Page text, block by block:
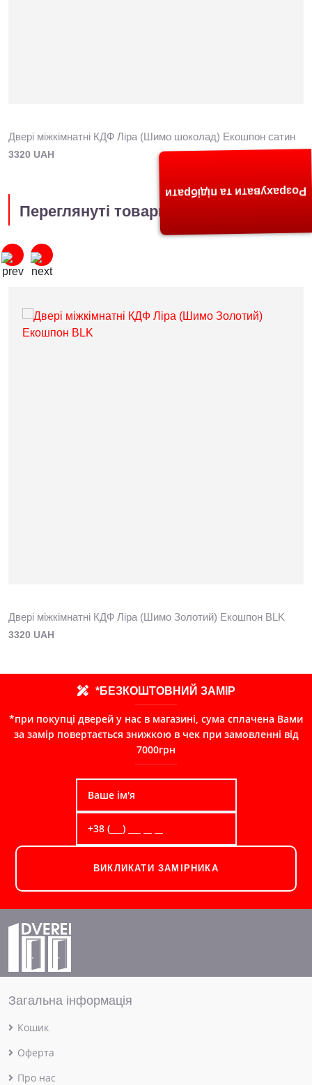
Двері міжкімнатні КДФ Ліра (Шимо шоколад) Екошпон сатин
3320 UAH
Переглянуті товари
Двері міжкімнатні КДФ Ліра (Шимо Золотий) Екошпон BLK
3320 UAH
*БЕЗКОШТОВНИЙ ЗАМІР
*при покупці дверей у нас в магазині, сума сплачена Вами
за замір повертається знижкою в чек при замовленні від
7000грн
ВИКЛИКАТИ ЗАМІРНИКА
Загальна інформація
Кошик
Оферта
Про нас
Розрахувати та підібрати